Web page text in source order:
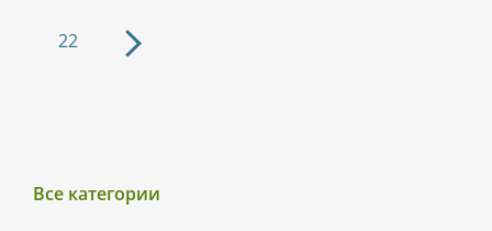
Все категории
22